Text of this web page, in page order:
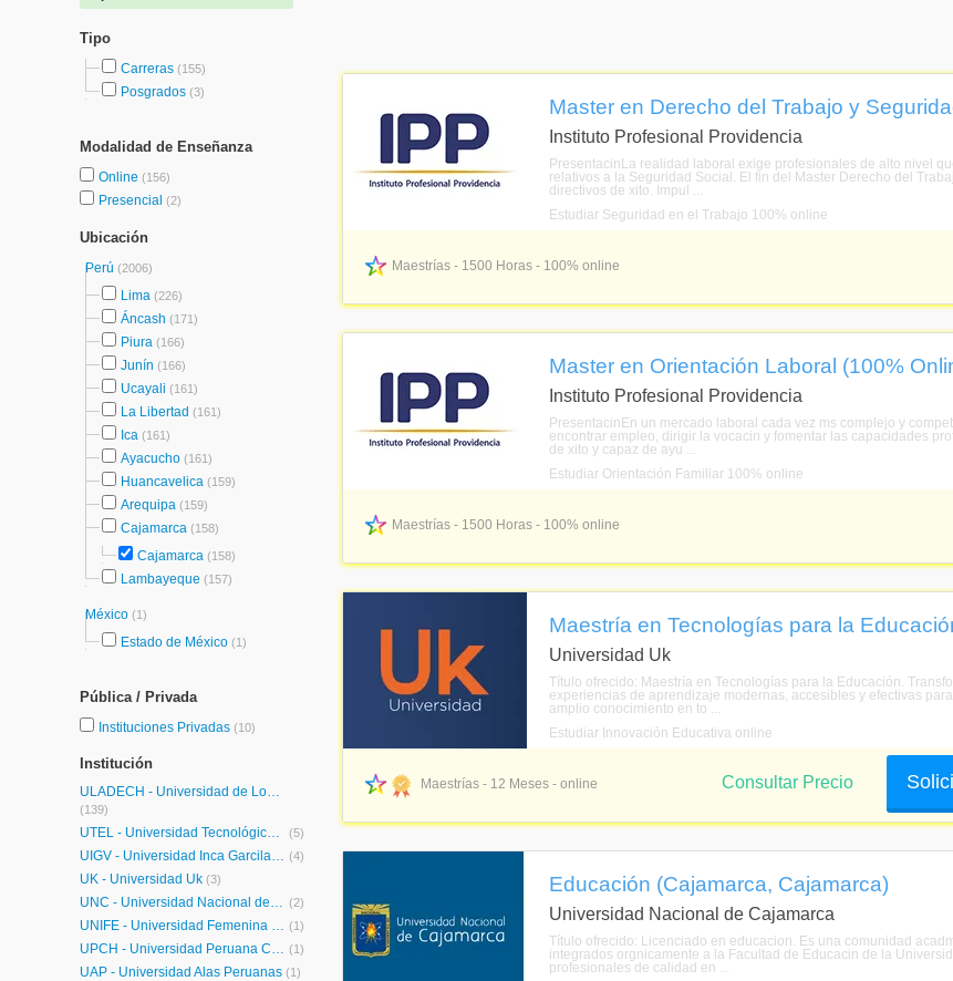
Tipo
Carreras (155)
Posgrados (3)
Modalidad de Enseñanza
Online (156)
Presencial (2)
Ubicación
Perú (2006)
Lima (226)
Áncash (171)
Piura (166)
Junín (166)
Ucayali (161)
La Libertad (161)
Ica (161)
Ayacucho (161)
Huancavelica (159)
Arequipa (159)
Cajamarca (158)
Cajamarca (158)
Lambayeque (157)
México (1)
Estado de México (1)
Pública / Privada
Instituciones Privadas (10)
Institución
ULADECH - Universidad de Los Angeles de Chimbote
(139)
UTEL - Universidad Tecnológica Latinoamericana en Línea Perú (5)
UIGV - Universidad Inca Garcilaso de la Vega (4)
UK - Universidad Uk (3)
UNC - Universidad Nacional de Cajamarca (2)
UNIFÉ - Universidad Femenina del Sagrado Corazón (1)
UPCH - Universidad Peruana Cayetano Heredia (1)
UAP - Universidad Alas Peruanas (1)
Master en Derecho del Trabajo y
Instituto Profesional Providencia
PresentacinLa realidad laboral exige profesionales de alto nivel
relativos a la Seguridad Social. El fin del Master Derecho del
directivos de xito. Impul ...
Estudiar Seguridad en el Trabajo 100% online
Maestrías - 1500 Horas - 100% online
Master en Orientación Laboral (100%
Instituto Profesional Providencia
PresentacinEn un mercado laboral cada vez ms complejo y
encontrar empleo, dirigir la vocacin y fomentar las capacidades
de xito y capaz de ayu ...
Estudiar Orientación Familiar 100% online
Maestrías - 1500 Horas - 100% online
Maestría en Tecnologías para la
Universidad Uk
Título ofrecido: Maestría en Tecnologías para la Educación.
experiencias de aprendizaje modernas, accesibles y efectivas
amplio conocimiento en to ...
Estudiar Innovación Educativa online
Maestrías - 12 Meses - online Consultar Precio
Educación (Cajamarca, Cajamarca)
Universidad Nacional de Cajamarca
Título ofrecido: Licenciado en educacion. Es una comunidad
integrados orgnicamente a la Facultad de Educacin de la
profesionales de calidad en ...